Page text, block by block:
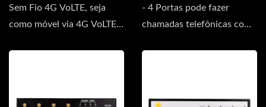
Sem Fio 4G VoLTE, seja
como móvel via 4G VoLTE,
- 4 Portas pode fazer
chamadas telefônicas com